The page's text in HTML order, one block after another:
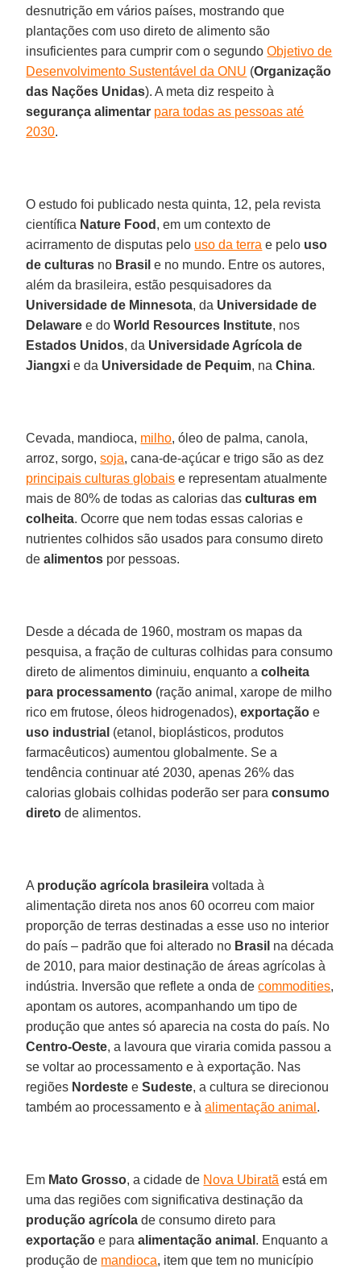
desnutrição em vários países, mostrando que
plantações com uso direto de alimento são
insuficientes para cumprir com o segundoObjetivo de
Desenvolvimento Sustentável da ONU (Organização
das Nações Unidas). A meta diz respeito à
segurança alimentar para todas as pessoas até
2030.
O estudo foi publicado nesta quinta, 12, pela revista
científica Nature Food , em um contexto de
acirramento de disputas pelo uso da terra e pelo uso
de culturas no Brasil e no mundo. Entre os autores,
além da brasileira, estão pesquisadores da
Universidade de Minnesota, da Universidade de
Delaware e doWorld Resources Institute, nos
Estados Unidos, da Universidade Agrícola de
Jiangxi e da Universidade de Pequim, naChina.
Cevada, mandioca, milho, óleo de palma, canola,
arroz, sorgo,soja, cana-de-açúcar e trigo são as dez
principais culturas globais e representam atualmente
mais de 80% de todas as calorias dasculturas em
colheita. Ocorre que nem todas essas calorias e
nutrientes colhidos são usados para consumo direto
dealimentos por pessoas.
Desde a década de 1960, mostram os mapas da
pesquisa, a fração de culturas colhidas para consumo
direto de alimentos diminuiu, enquanto acolheita
para processamento (ração animal, xarope de milho
rico em frutose, óleos hidrogenados),exportação e
uso industrial (etanol, bioplásticos, produtos
farmacêuticos) aumentou globalmente. Se a
tendência continuar até 2030, apenas 26% das
calorias globais colhidas poderão ser paraconsumo
direto de alimentos.
A produção agrícola brasileira voltada à
alimentação direta nos anos 60 ocorreu com maior
proporção de terras destinadas a esse uso no interior
do país – padrão que foi alterado no Brasil na década
de 2010, para maior destinação de áreas agrícolas à
indústria. Inversão que reflete a onda decommodities,
apontam os autores, acompanhando um tipo de
produção que antes só aparecia na costa do país. No
Centro-Oeste, a lavoura que viraria comida passou a
se voltar ao processamento e à exportação. Nas
regiões Nordeste eSudeste, a cultura se direcionou
também ao processamento e àalimentação animal .
Em Mato Grosso, a cidade de Nova Ubiratã está em
uma das regiões com significativa destinação da
produção agrícola de consumo direto para
exportação e paraalimentação animal . Enquanto a
produção de mandioca, item que tem no município